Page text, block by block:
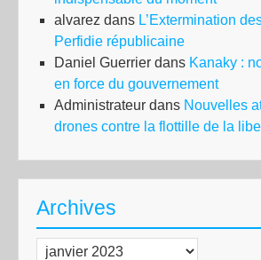
alvarez dans L’Extermination
Perfidie républicaine
Daniel Guerrier dans Kanaky :
en force du gouvernement
Administrateur dans Nouvelles
drones contre la flottille de la
Archives
Archives